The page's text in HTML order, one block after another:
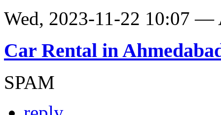
Wed, 2023-11-22 10:07 —
Car Rental in
SPAM